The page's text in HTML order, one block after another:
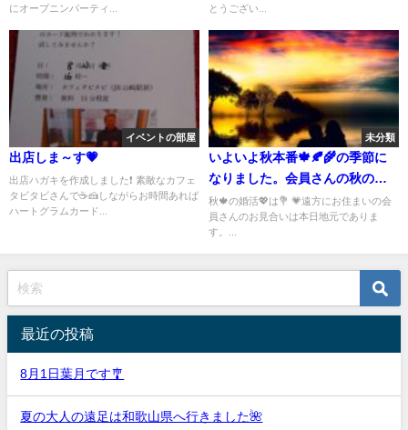
にオープニンパーティ...
とうござい...
イベントの部屋
出店しま～す💗
出店ハガキを作成しました❗ 素敵なカフェ
タビタビさんで☕🍰しながらお時間あれば
ハートグラムカード...
未分類
いよいよ秋本番🍁🍂🌾の季節に
なりました。会員さんの秋の婚
活はそれぞれですが、素敵なご
縁をと祈っています💞
秋🍁の婚活💖は💐 💗遠方にお住まいの会
員さんのお見合いは本日地元でありま
す。...
最近の投稿
8月1日葉月です🎐
夏の大人の遠足は和歌山県へ行きました🌺